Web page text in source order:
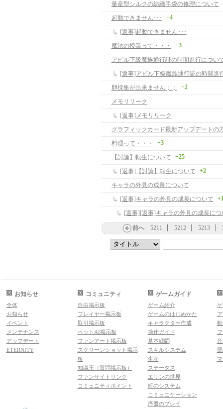
量産型シルクの紡織手袋の修理について
起動できません･･･ +4
[返事]起動できません･･･
魔法の授業って・・・
+3
アビル下級魔族通行証の時間進行につい
[返事]アビル下級魔族通行証の時間進
卵採集が出来ません；；
+2
メモリリーク
[返事]メモリリーク
料理って・・・ +3
【討論】転生について +25
[返事]【討論】転生について +2
キャラの外見の成長について
[返事]キャラの外見の成長について
[返事][返事]キャラの外見の成長につ
前へ 5211 5212 5213
お知らせ
全体
お知らせ
イベント
メンテナンス
アップデート
ETERNITY
コミュニティ
自由掲示板
プレイヤー掲示板
取引掲示板
ペットAI掲示板
ファンアート掲示板
スクリーンショット掲示
板
知識王（質問掲示板）
ファンサイトリンク
コミュニティポイント
ゲームガイド
ゲーム紹介
ゲームのはじめかた
キャラクター作成
操作ガイド
基本戦闘
スキルシステム
生産
ステータス
エリンの世界
町のシステム
コミュニケーション
序盤のプレイ